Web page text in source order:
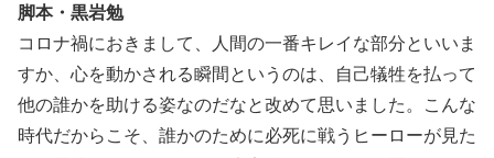
脚本・黒岩勉
コロナ禍におきまして、人間の一番キレイな部分といいま
すか、心を動かされる瞬間というのは、自己犠牲を払って
他の誰かを助ける姿なのだなと改めて思いました。こんな
時代だからこそ、誰かのために必死に戦うヒーローが見た